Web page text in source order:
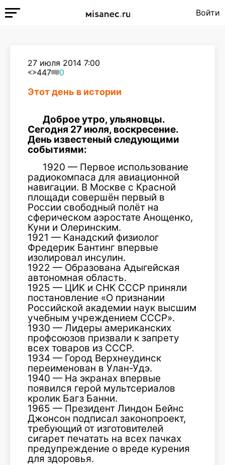
Войти
27 июля 2014 7:00
447
0
Этот день в истории
Доброе утро, ульяновцы.
Сегодня 27 июля, воскресение.
День известеный следующими
событиями:
1920 — Первое использование
радиокомпаса для авиационной
навигации. В Москве с Красной
площади совершён первый в
России свободный полёт на
сферическом аэростате Анощенко,
Куни и Олеринским.
1921 — Канадский физиолог
Фредерик Бантинг впервые
изолировал инсулин.
1922 — Образована Адыгейская
автономная область.
1925 — ЦИК и СНК СССР приняли
постановление «О признании
Российской академии наук высшим
учебным учреждением СССР».
1930 — Лидеры американских
профсоюзов призвали к запрету
всех товаров из СССР.
1934 — Город Верхнеудинск
переименован в Улан-Удэ.
1940 — На экранах впервые
появился герой мультсериалов
кролик Багз Банни.
1965 — Президент Линдон Бейнс
Джонсон подписал законопроект,
требующий от изготовителей
сигарет печатать на всех пачках
предупреждение о вреде курения
для здоровья.